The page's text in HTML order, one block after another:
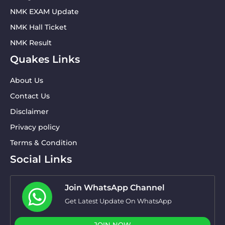
NMK EXAM Update
NMK Hall Ticket
NMK Result
Quakes Links
About Us
Contact Us
Disclaimer
Privacy policy
Terms & Condition
Social Links
Join WhatsApp Channel
Get Latest Update On WhatsApp